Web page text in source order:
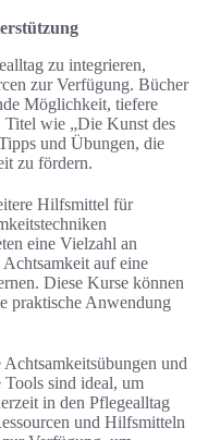
zu integrieren,
zur Verfügung. Bücher
Möglichkeit, tiefere
wie „Die Kunst des
und Übungen, die
zu fördern.
Hilfsmittel für
eine Vielzahl an
auf eine
Diese Kurse können
praktische Anwendung
und
Tools sind ideal, um
in den Pflegealltag
und Hilfsmitteln